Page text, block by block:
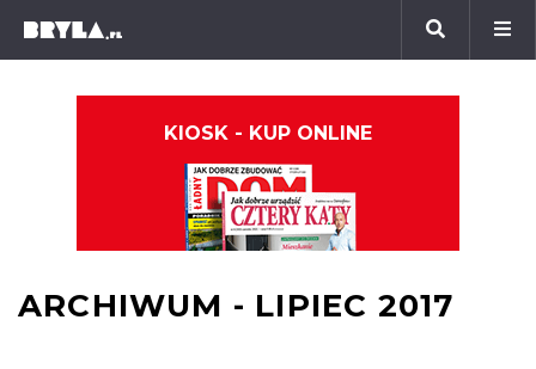
KIOSK - KUP ONLINE
ARCHIWUM - LIPIEC 2017